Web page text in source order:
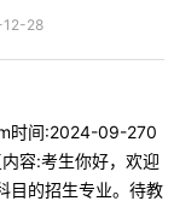
12-28
时间:2024-09-270
容:考生你好，欢迎
目的招生专业。待教